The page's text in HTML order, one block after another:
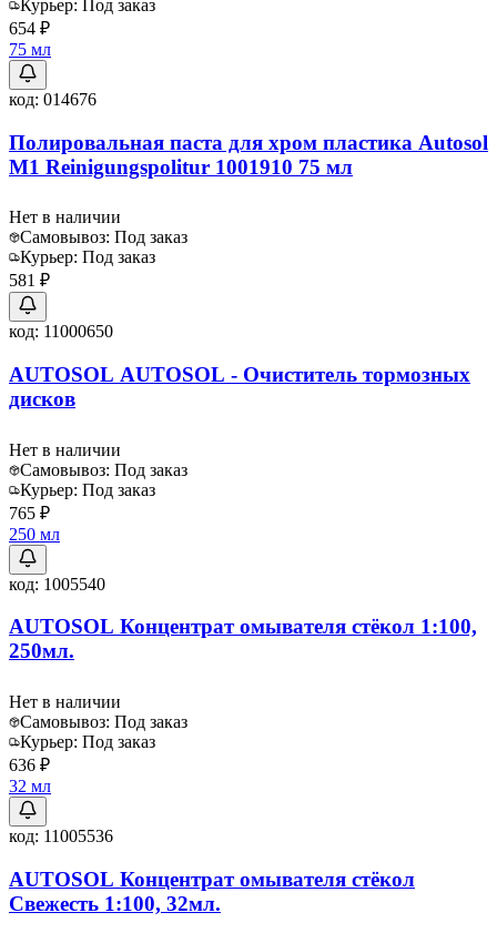
Курьер:
Под заказ
654 ₽
75 мл
код: 014676
Полировальная паста для хром пластика Autosol
M1 Reinigungspolitur 1001910 75 мл
Нет в наличии
Самовывоз: Под заказ
Курьер: Под заказ
581 ₽
код: 11000650
AUTOSOL AUTOSOL - Очиститель тормозных
дисков
Нет в наличии
Самовывоз: Под заказ
Курьер: Под заказ
765 ₽
250 мл
код: 1005540
AUTOSOL Концентрат омывателя стёкол 1:100,
250мл.
Нет в наличии
Самовывоз: Под заказ
Курьер: Под заказ
636 ₽
32 мл
код: 11005536
AUTOSOL Концентрат омывателя стёкол
Свежесть 1:100, 32мл.